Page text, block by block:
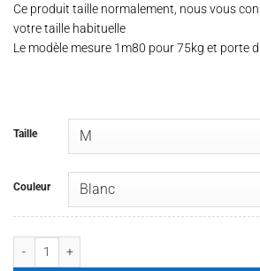
Ce produit taille normalement, nous vous
votre taille habituelle
Le modèle mesure 1m80 pour 75kg et porte
Taille
Couleur